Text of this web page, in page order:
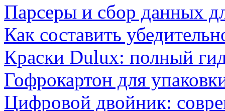
Парсеры и сбор данных
Как составить
Краски Dulux: полный
Гофрокартон для
Цифровой двойник: